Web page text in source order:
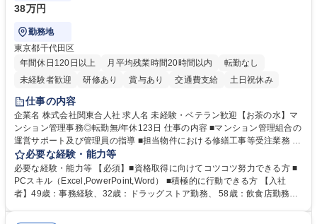
38万円
勤務地
東京都千代田区
年間休日120日以上
月平均残業時間20時間以内
転勤なし
未経験者歓迎
研修あり 賞与あり 交通費支給 土日祝休み
仕事の内容
企業名 株式会社関東合人社 求人名 未経験・ベテラン歓迎【お茶の水】マ
ンション管理事務◎転勤無/年休123日 仕事の内容 ■マンション管理組合の
運営サポート及び管理員の指導 ■担当物件における修繕工事等受注業務 ■
事務所内での事務業務等 ★異業界からの転職者が多数活躍しています
【年収補足】532万円 ＋別途インセンティヴで平均約100万円/年（昨年度
実績） ＋管理業務主任者資格手当50,000円/月 ★親会社である株式会社合
人社計画研究所社のグループ会社として、質の高いサービスと適性価格を
必要な経験・能力等
必要な経験・能力等 【必須】■資格取得に向けてコツコツ努力できる方 ■
PCスキル（Excel,PowerPoint,Word） ■積極的に行動できる方 【入社
者】49歳：事務経験、32歳：ドラッグストア勤務、 58歳：飲食店勤務